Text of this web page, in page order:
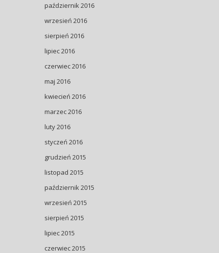
październik 2016
wrzesień 2016
sierpień 2016
lipiec 2016
czerwiec 2016
maj 2016
kwiecień 2016
marzec 2016
luty 2016
styczeń 2016
grudzień 2015
listopad 2015
październik 2015
wrzesień 2015
sierpień 2015
lipiec 2015
czerwiec 2015